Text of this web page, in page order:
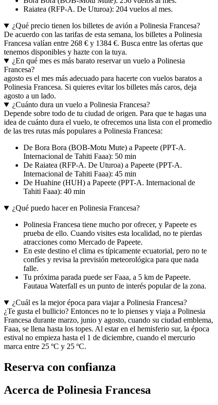
Raiatea (RFP-A. De Uturoa): 204 vuelos al mes.
¿Qué precio tienen los billetes de avión a Polinesia Francesa?
De acuerdo con las tarifas de esta semana, los billetes a Polinesia
Francesa valían entre 268 € y 1384 €. Busca entre las ofertas que
tenemos disponibles y hazte con la tuya.
¿En qué mes es más barato reservar un vuelo a Polinesia
Francesa?
agosto es el mes más adecuado para hacerte con vuelos baratos a
Polinesia Francesa. Si quieres evitar los billetes más caros, deja
agosto a un lado.
¿Cuánto dura un vuelo a Polinesia Francesa?
Depende sobre todo de tu ciudad de origen. Para que te hagas una
idea de cuánto dura el vuelo, te ofrecemos una lista con el promedio
de las tres rutas más populares a Polinesia Francesa:
De Bora Bora (BOB-Motu Mute) a Papeete (PPT-A.
Internacional de Tahiti Faaa): 50 min
De Raiatea (RFP-A. De Uturoa) a Papeete (PPT-A.
Internacional de Tahiti Faaa): 45 min
De Huahine (HUH) a Papeete (PPT-A. Internacional de
Tahiti Faaa): 40 min
¿Qué puedo hacer en Polinesia Francesa?
Polinesia Francesa tiene mucho por ofrecer, y Papeete es
prueba de ello. Cuando visites esta localidad, no te pierdas
atracciones como Mercado de Papeete.
En este destino el clima es típicamente ecuatorial, pero no te
confíes y revisa la previsión meteorológica para que nada
falle.
Tu próxima parada puede ser Faaa, a 5 km de Papeete.
Fautaua Waterfall es un punto de interés popular de la zona.
¿Cuál es la mejor época para viajar a Polinesia Francesa?
¿Te gusta el bullicio? Entonces no te lo pienses y viaja a Polinesia
Francesa durante marzo, junio y agosto, cuando su ciudad emblema,
Faaa, se llena hasta los topes. Al estar en el hemisferio sur, la época
estival no empieza hasta el 1 de diciembre, cuando el mercurio
marca entre 25 ºC y 25 ºC.
Reserva con confianza
Acerca de Polinesia Francesa